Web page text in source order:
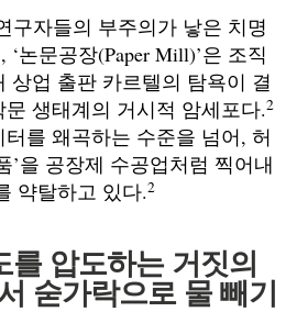
구자들의 부주의가 낳은 치명
논문공장(Paper Mill)’은 조직
상업 출판 카르텔의 탐욕이 결
생태계의 거시적 암세포다.2
를 왜곡하는 수준을 넘어, 허
’을 공장제 수공업처럼 찍어내
약탈하고 있다.2
를 압도하는 거짓의
숟가락으로 물 빼기